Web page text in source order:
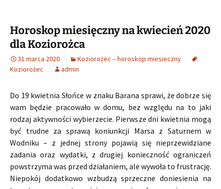
Horoskop miesięczny na kwiecień 2020
dla Koziorożca
31 marca 2020
Koziorożec – horoskop miesieczny
Koziorożec
admin
Do 19 kwietnia Słońce w znaku Barana sprawi, że dobrze się
wam będzie pracowało w domu, bez względu na to jaki
rodzaj aktywności wybierzecie. Pierwsze dni kwietnia mogą
być trudne za sprawą koniunkcji Marsa z Saturnem w
Wodniku – z jednej strony pojawią się nieprzewidziane
zadania oraz wydatki, z drugiej konieczność ograniczeń
powstrzyma was przed działaniem, ale wywoła to frustrację.
Niepokój dodatkowo wzbudzą sprzeczne doniesienia na